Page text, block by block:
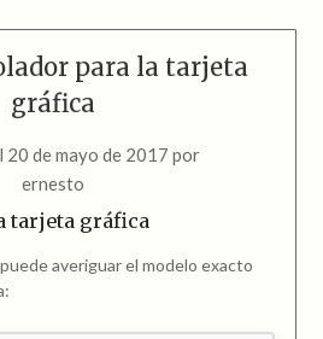
para la tarjeta
gráfica
20 de mayo de 2017 por
ernesto
tarjeta gráfica
averiguar el modelo exacto